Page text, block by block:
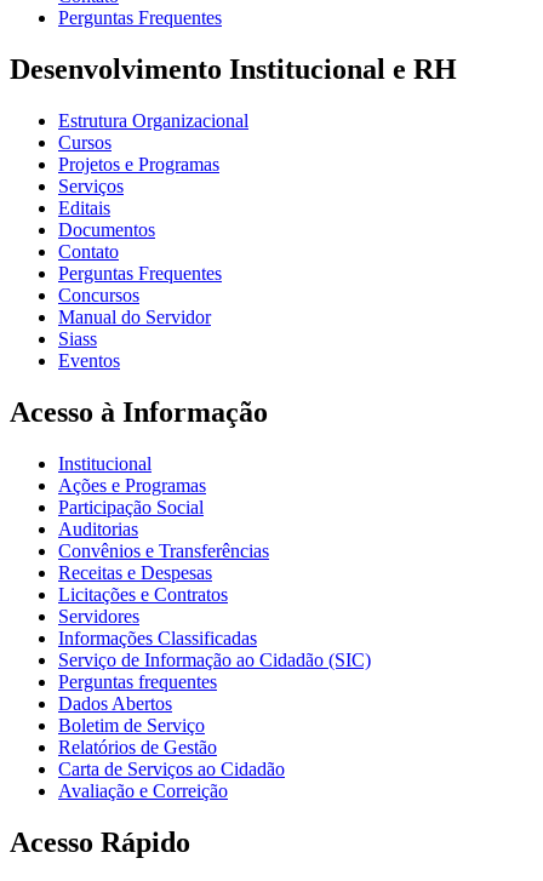
Perguntas Frequentes
Desenvolvimento Institucional e RH
Estrutura Organizacional
Cursos
Projetos e Programas
Serviços
Editais
Documentos
Contato
Perguntas Frequentes
Concursos
Manual do Servidor
Siass
Eventos
Acesso à Informação
Institucional
Ações e Programas
Participação Social
Auditorias
Convênios e Transferências
Receitas e Despesas
Licitações e Contratos
Servidores
Informações Classificadas
Serviço de Informação ao Cidadão (SIC)
Perguntas frequentes
Dados Abertos
Boletim de Serviço
Relatórios de Gestão
Carta de Serviços ao Cidadão
Avaliação e Correição
Acesso Rápido